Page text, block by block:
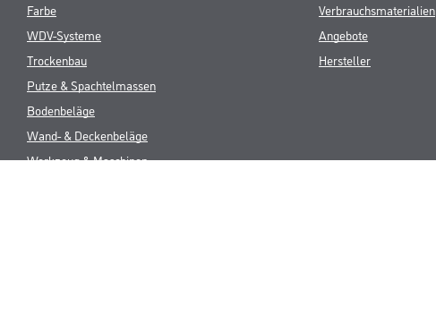
Farbe
WDV-Systeme
Trockenbau
Putze & Spachtelmassen
Bodenbeläge
Wand- & Deckenbeläge
Werkzeug & Maschinen
Verbrauchsmaterialien
Angebote
Hersteller